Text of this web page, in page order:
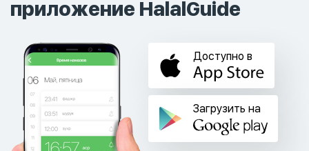
приложение HalalGuide
Доступно в
Загрузить на